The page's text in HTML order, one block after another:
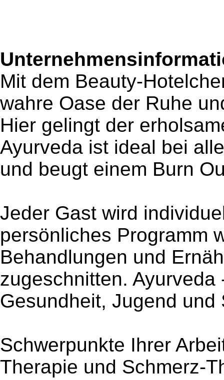
Mit dem Beauty-
wahre Oase der Ruhe
Hier gelingt der
Ayurveda ist ideal bei
und beugt einem Burn
Jeder Gast wird
persönliches Programm
Behandlungen und
zugeschnitten.
Gesundheit, Jugend und
Schwerpunkte Ihrer
Therapie und Schmerz-